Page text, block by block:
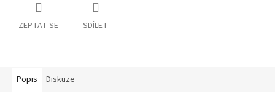
ZEPTAT SE SDÍLET
Popis Diskuze